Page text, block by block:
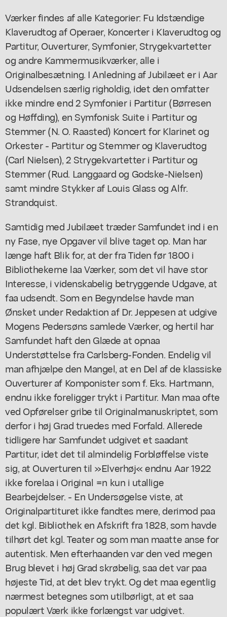
Værker findes af alle Kategorier: Fu Idstændige
Klaverudtog af Operaer, Koncerter i KIaverudtog og
Partitur, Ouverturer, Symfonier, Strygekvartetter
og andre Kammermusikværker, alle i
Originalbesætning. I Anledning af Jubilæet er i Aar
Udsendelsen særlig righoldig, idet den omfatter
ikke mindre end 2 Symfonier i Partitur (Børresen
og Høffding), en Symfonisk Suite i Partitur og
Stemmer (N. O. Raasted) Koncert for Klarinet og
Orkester - Partitur og Stemmer og Klaverudtog
(Carl Nielsen), 2 Strygekvartetter i Partitur og
Stemmer (Rud. Langgaard og Godske-Nielsen)
samt mindre Stykker af Louis Glass og Alfr.
Strandquist.
Samtidig med Jubilæet træder Samfundet ind i en
ny Fase, nye Opgaver vil blive taget op. Man har
længe haft Blik for, at der fra Tiden før 1800 i
Bibliothekerne laa Værker, som det vil have stor
Interesse, i videnskabelig betryggende Udgave, at
faa udsendt. Som en Begyndelse havde man
Ønsket under Redaktion af Dr. Jeppesen at udgive
Mogens Pedersøns samlede Værker, og hertil har
Samfundet haft den Glæde at opnaa
Understøttelse fra Carlsberg-Fonden. Endelig vil
man afhjælpe den Mangel, at en Del af de klassiske
Ouverturer af Komponister som f. Eks. Hartmann,
endnu ikke foreligger trykt i Partitur. Man maa ofte
ved Opførelser gribe til Originalmanuskriptet, som
derfor i høj Grad truedes med Forfald. Allerede
tidligere har Samfundet udgivet et saadant
Partitur, idet det til almindelig Forbløffelse viste
sig, at Ouverturen til »Elverhøj« endnu Aar 1922
ikke forelaa i Original =n kun i utallige
Bearbejdelser. - En Undersøgelse viste, at
Originalpartituret ikke fandtes mere, derimod paa
det kgl. Bibliothek en Afskrift fra 1828, som havde
tilhørt det kgl. Teater og som man maatte anse for
autentisk. Men efterhaanden var den ved megen
Brug blevet i høj Grad skrøbelig, saa det var paa
højeste Tid, at det blev trykt. Og det maa egentlig
nærmest betegnes som utilbørligt, at et saa
populært Værk ikke forlængst var udgivet.